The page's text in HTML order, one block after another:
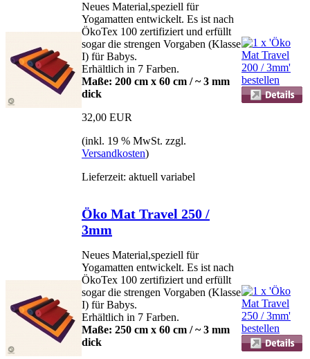
Neues Material,speziell für
Yogamatten entwickelt. Es ist nach
ÖkoTex 100 zertifiziert und erfüllt
sogar die strengen Vorgaben (Klasse
I) für Babys.
Erhältlich in 7 Farben.
Maße: 200 cm x 60 cm / ~ 3 mm
dick
32,00 EUR
(inkl. 19 % MwSt. zzgl.
Versandkosten)
Lieferzeit: aktuell variabel
Öko Mat Travel 250 /
3mm
Neues Material,speziell für
Yogamatten entwickelt. Es ist nach
ÖkoTex 100 zertifiziert und erfüllt
sogar die strengen Vorgaben (Klasse
I) für Babys.
Erhältlich in 7 Farben.
Maße: 250 cm x 60 cm / ~ 3 mm
dick